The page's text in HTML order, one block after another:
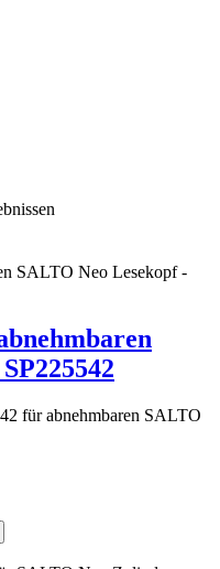
für abnehmbaren SALTO